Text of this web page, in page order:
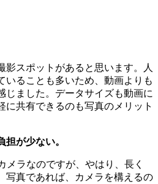
影スポットがあると思います。人
いることも多いため、動画よりも
じました。データサイズも動画に
に共有できるのも写真のメリット
が少ない。
メラなのですが、やはり、長く
写真であれば、カメラを構えるの